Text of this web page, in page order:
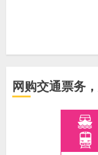
网购交通票务